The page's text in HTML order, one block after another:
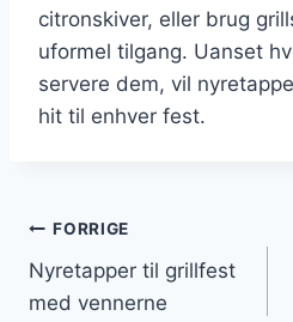
citronskiver, eller brug
uformel tilgang. Uanset
servere dem, vil
hit til enhver fest.
FORRIGE
Nyretapper til grillfest
med vennerne